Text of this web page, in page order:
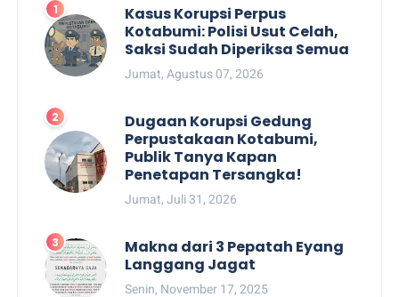
Kasus Korupsi Perpus
Kotabumi: Polisi Usut Celah,
Saksi Sudah Diperiksa Semua
Jumat, Agustus 07, 2026
Dugaan Korupsi Gedung
Perpustakaan Kotabumi,
Publik Tanya Kapan
Penetapan Tersangka!
Jumat, Juli 31, 2026
Makna dari 3 Pepatah Eyang
Langgang Jagat
Senin, November 17, 2025